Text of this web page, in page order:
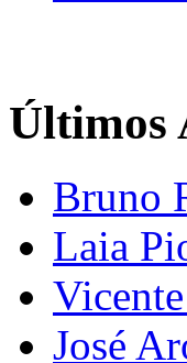
Últimos
Bruno
Laia
José